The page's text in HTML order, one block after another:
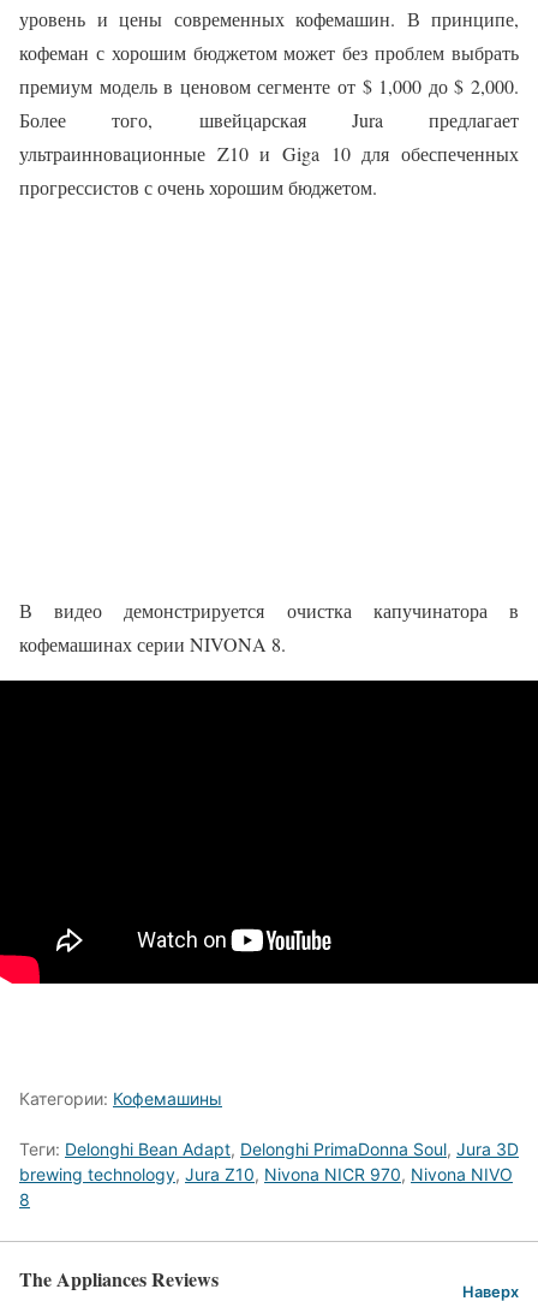
уровень и цены современных кофемашин. В принципе,
кофеман с хорошим бюджетом может без проблем выбрать
премиум модель в ценовом сегменте от $ 1,000 до $ 2,000.
Более того, швейцарская Jura предлагает
ультраинновационные Z10 и Giga 10 для обеспеченных
прогрессистов с очень хорошим бюджетом.
В видео демонстрируется очистка капучинатора в
кофемашинах серии NIVONA 8.
Категории: Кофемашины
Теги: Delonghi Bean Adapt, Delonghi PrimaDonna Soul, Jura 3D
brewing technology, Jura Z10, Nivona NICR 970, Nivona NIVO
8
The Appliances Reviews Наверх